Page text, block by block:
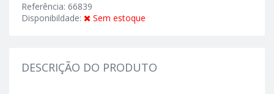
Referência: 66839
Disponibildade:
Sem estoque
DESCRIÇÃO DO PRODUTO